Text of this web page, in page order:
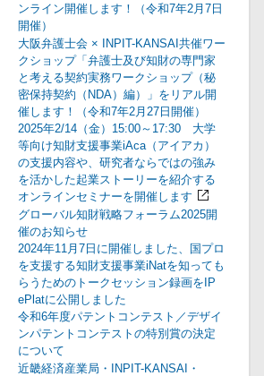
ンライン開催します！（令和7年2月7日
開催）
大阪弁護士会 × INPIT-KANSAI共催ワー
クショップ「弁護士及び知財の専門家
と考える契約実務ワークショップ（秘
密保持契約（NDA）編）」をリアル開
催します！（令和7年2月27日開催）
2025年2/14（金）15:00～17:30 大学
等向け知財支援事業iAca（アイアカ）
の支援内容や、研究者ならではの強み
を活かした起業ストーリーを紹介する
オンラインセミナーを開催します
グローバル知財戦略フォーラム2025開
催のお知らせ
2024年11月7日に開催しました、国プロ
を支援する知財支援事業iNatを知っても
らうためのトークセッション録画をIP
ePlatに公開しました
令和6年度パテントコンテスト／デザイ
ンパテントコンテストの特別賞の決定
について
近畿経済産業局・INPIT-KANSAI・